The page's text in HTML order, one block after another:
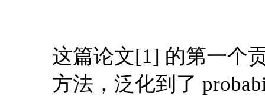
这篇论文[1] 的第一个
方法，泛化到了